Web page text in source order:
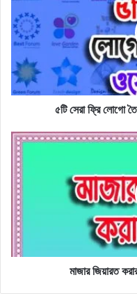
লোগো
তৈরির
ওয়েবসাইট
সম্পর্কে
জেনে
জানুন
৫টি সেরা ফ্রি লোগো
মাজার
জিয়ারত
করার
দলিল
সহিহ
হাদিসের
আলোকে
মাজার জিয়ারত